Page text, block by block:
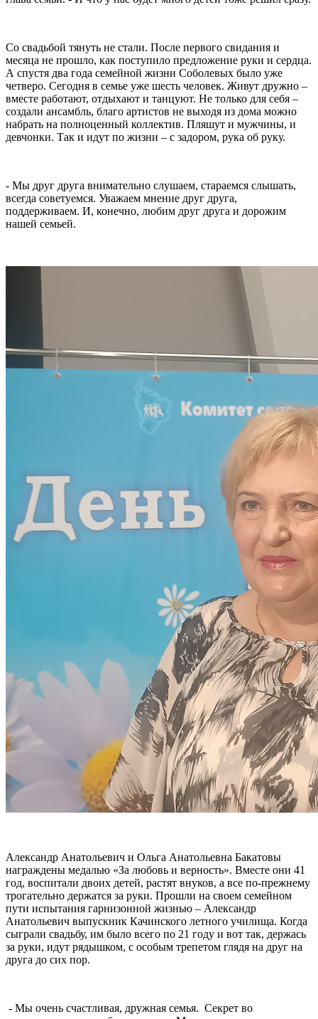
Со свадьбой тянуть не стали. После первого свидания и
месяца не прошло, как поступило предложение руки и сердца.
А спустя два года семейной жизни Соболевых было уже
четверо. Сегодня в семье уже шесть человек. Живут дружно –
вместе работают, отдыхают и танцуют. Не только для себя –
создали ансамбль, благо артистов не выходя из дома можно
набрать на полноценный коллектив. Пляшут и мужчины, и
девчонки. Так и идут по жизни – с задором, рука об руку.
- Мы друг друга внимательно слушаем, стараемся слышать,
всегда советуемся. Уважаем мнение друг друга,
поддерживаем. И, конечно, любим друг друга и дорожим
нашей семьей.
Александр Анатольевич и Ольга Анатольевна Бакатовы
награждены медалью «За любовь и верность». Вместе они 41
год, воспитали двоих детей, растят внуков, а все по-прежнему
трогательно держатся за руки. Прошли на своем семейном
пути испытания гарнизонной жизнью – Александр
Анатольевич выпускник Качинского летного училища. Когда
сыграли свадьбу, им было всего по 21 году и вот так, держась
за руки, идут рядышком, с особым трепетом глядя на друг на
друга до сих пор.
- Мы очень счастливая, дружная семья. Секрет во